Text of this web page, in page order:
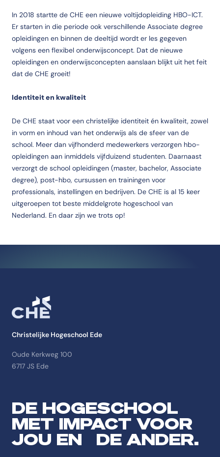
In 2018 startte de CHE een nieuwe voltijdopleiding HBO-ICT.
Er starten in die periode ook verschillende Associate degree
opleidingen en binnen de deeltijd wordt er les gegeven
volgens een flexibel onderwijsconcept. Dat de nieuwe
opleidingen en onderwijsconcepten aanslaan blijkt uit het feit
dat de CHE groeit!
Identiteit en kwaliteit
De CHE staat voor een christelijke identiteit én kwaliteit, zowel
in vorm en inhoud van het onderwijs als de sfeer van de
school. Meer dan vijfhonderd medewerkers verzorgen hbo-
opleidingen aan inmiddels vijfduizend studenten. Daarnaast
verzorgt de school opleidingen (master, bachelor, Associate
degree), post-hbo, cursussen en trainingen voor
professionals, instellingen en bedrijven. De CHE is al 15 keer
uitgeroepen tot beste middelgrote hogeschool van
Nederland. En daar zijn we trots op!
Christelijke Hogeschool Ede
Oude Kerkweg 100
6717 JS Ede
DE HOGESCHOOL
MET IMPACT VOOR
JOU EN DE ANDER.